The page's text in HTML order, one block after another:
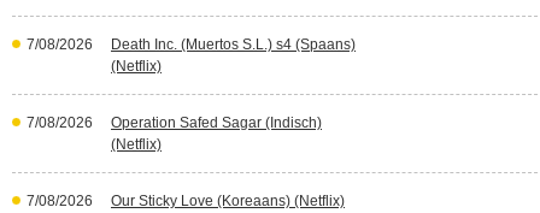
7/08/2026
Death Inc. (Muertos S.L.) s4 (Spaans)
(Netflix)
7/08/2026
Operation Safed Sagar (Indisch)
(Netflix)
7/08/2026 Our Sticky Love (Koreaans) (Netflix)